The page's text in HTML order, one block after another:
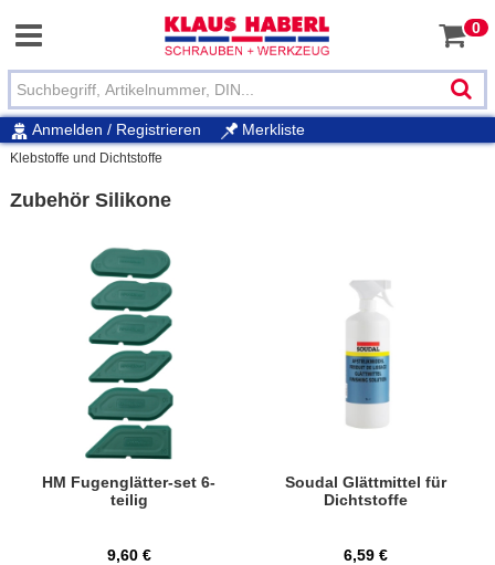
0
Anmelden / Registrieren Merkliste
Klebstoffe und Dichtstoffe
Zubehör Silikone
HM Fugenglätter-set 6-
teilig
9,60 €
Soudal Glättmittel für
Dichtstoffe
6,59 €